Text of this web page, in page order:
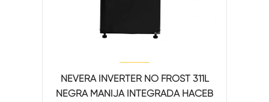
NEVERA INVERTER NO FROST 311L
NEGRA MANIJA INTEGRADA HACEB